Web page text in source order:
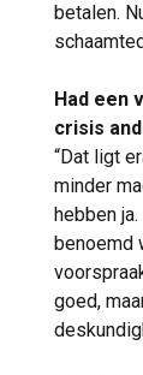
betalen.
Had een
crisis
“Dat ligt
minder
hebben
benoemd
goed,